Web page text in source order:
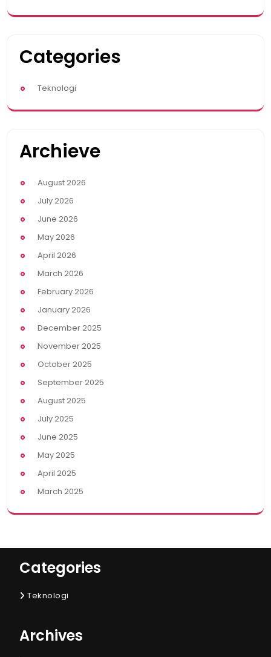
Categories
Teknologi
Archieve
August 2026
July 2026
June 2026
May 2026
April 2026
March 2026
February 2026
January 2026
December 2025
November 2025
October 2025
September 2025
August 2025
July 2025
June 2025
May 2025
April 2025
March 2025
Categories
Teknologi
Archives